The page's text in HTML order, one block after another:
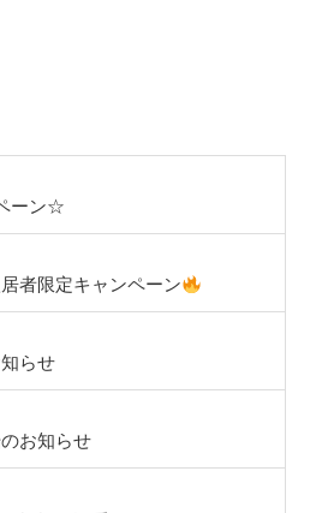
ーン☆
者限定キャンペーン
らせ
お知らせ